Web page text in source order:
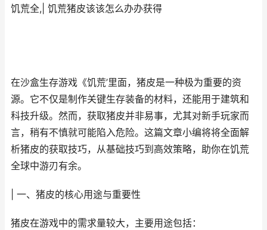
饥荒全,| 饥荒猪皮该该怎么办办获得
在沙盒生存游戏《饥荒’里面，猪皮是一种极为重要的资
源。它不仅是制作关键生存装备的材料，还能用于建筑和
科技升级。然而，获取猪皮并非易事，尤其对新手玩家而
言，稍有不慎就可能陷入危险。这篇文章小编将将全面解
析猪皮的获取技巧，从基础技巧到高效策略，助你在饥荒
全球中游刃有余。
| 一、猪皮的核心用途与重要性
猪皮在游戏中的需求量较大，主要用途包括：